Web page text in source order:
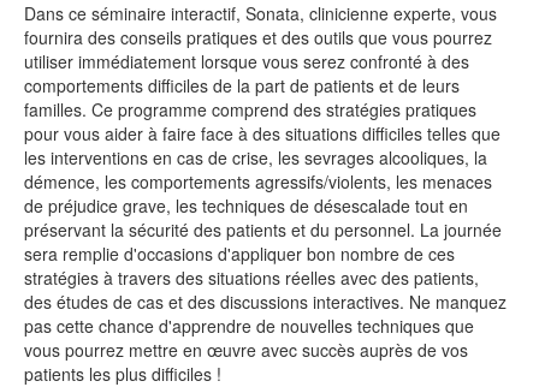
Dans ce séminaire interactif, Sonata, clinicienne experte, vous
fournira des conseils pratiques et des outils que vous pourrez
utiliser immédiatement lorsque vous serez confronté à des
comportements difficiles de la part de patients et de leurs
familles. Ce programme comprend des stratégies pratiques
pour vous aider à faire face à des situations difficiles telles que
les interventions en cas de crise, les sevrages alcooliques, la
démence, les comportements agressifs/violents, les menaces
de préjudice grave, les techniques de désescalade tout en
préservant la sécurité des patients et du personnel. La journée
sera remplie d'occasions d'appliquer bon nombre de ces
stratégies à travers des situations réelles avec des patients,
des études de cas et des discussions interactives. Ne manquez
pas cette chance d'apprendre de nouvelles techniques que
vous pourrez mettre en œuvre avec succès auprès de vos
patients les plus difficiles !